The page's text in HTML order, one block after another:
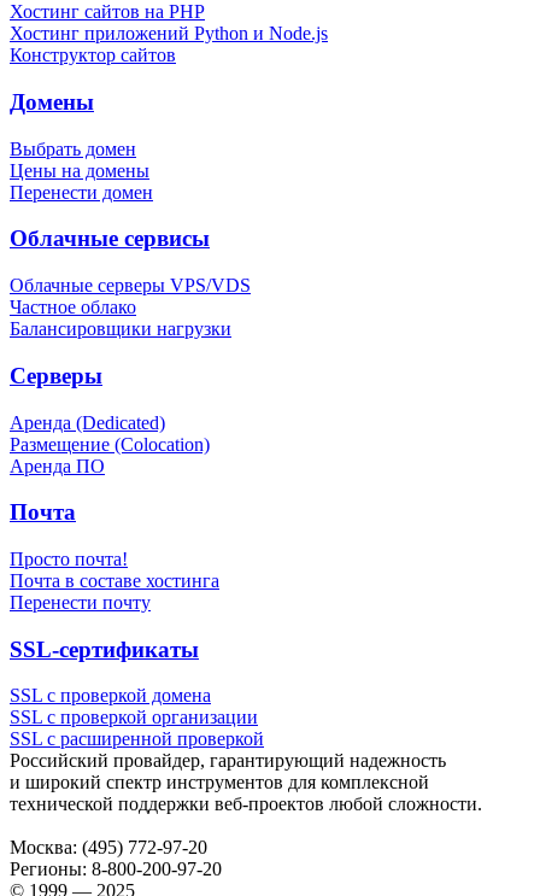
Хостинг сайтов на PHP
Хостинг приложений Python и Node.js
Конструктор сайтов
Домены
Выбрать домен
Цены на домены
Перенести домен
Облачные сервисы
Облачные серверы VPS/VDS
Частное облако
Балансировщики нагрузки
Серверы
Аренда (Dedicated)
Размещение (Colocation)
Аренда ПО
Почта
Просто почта!
Почта в составе хостинга
Перенести почту
SSL-сертификаты
SSL с проверкой домена
SSL с проверкой организации
SSL с расширенной проверкой
Российский провайдер, гарантирующий надежность
и широкий спектр инструментов для комплексной
технической поддержки веб-проектов любой сложности.
Москва: (495) 772-97-20
Регионы: 8-800-200-97-20
© 1999 — 2025